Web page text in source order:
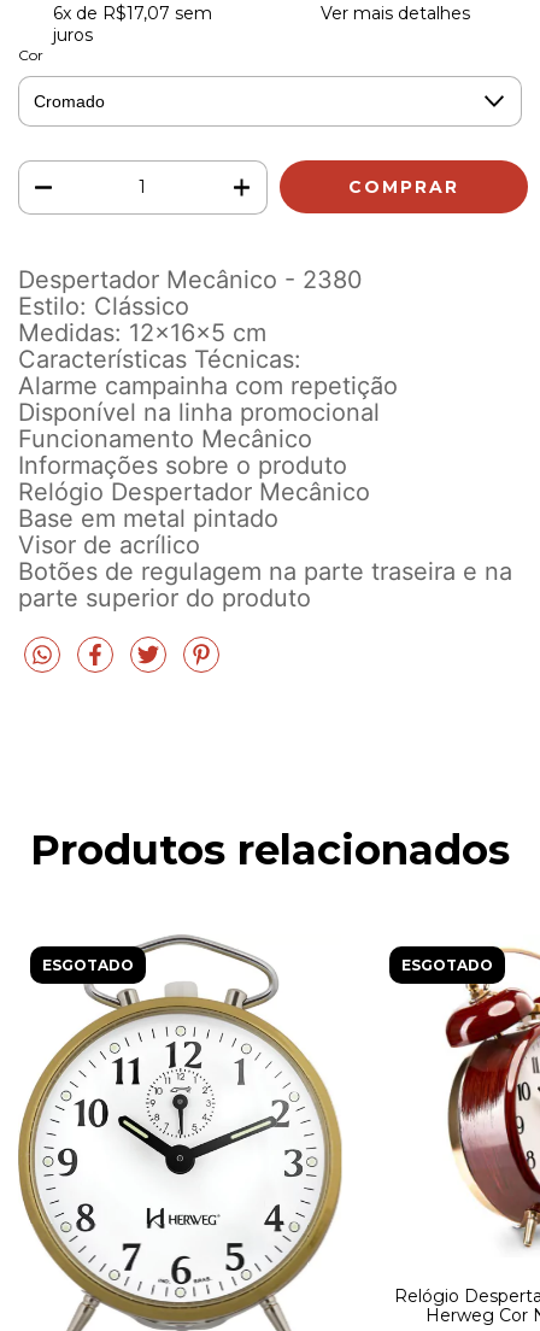
6x de R$17,07 sem
juros
Ver mais detalhes
Cor
Despertador Mecânico - 2380
Estilo: Clássico
Medidas: 12x16x5 cm
Características Técnicas:
Alarme campainha com repetição
Disponível na linha promocional
Funcionamento Mecânico
Informações sobre o produto
Relógio Despertador Mecânico
Base em metal pintado
Visor de acrílico
Botões de regulagem na parte traseira e na
parte superior do produto
Produtos relacionados
ESGOTADO ESGOTADO
Relógio
Herweg Cor